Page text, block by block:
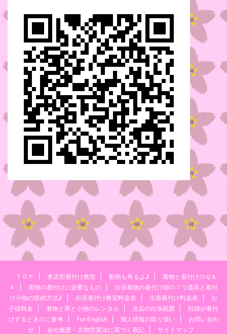
ＴＯＰ 来店型着付け教室 動画も有るよ♪
着物と着付けのＱ＆
Ａ
着物の着付けに必要なもの
出張着物の着付け師の７つ道具と着付
け小物の収納方法♪
出張着付け教室料金表 出張着付け料金表
お
子様料金
着物と帯と小物のレンタル 当店の出張範囲
妊婦が着付
けするときのご参考
For English 個人情報の取り扱い
お問い合わ
せ
会社概要・古物営業法に基づく表記 サイトマップ